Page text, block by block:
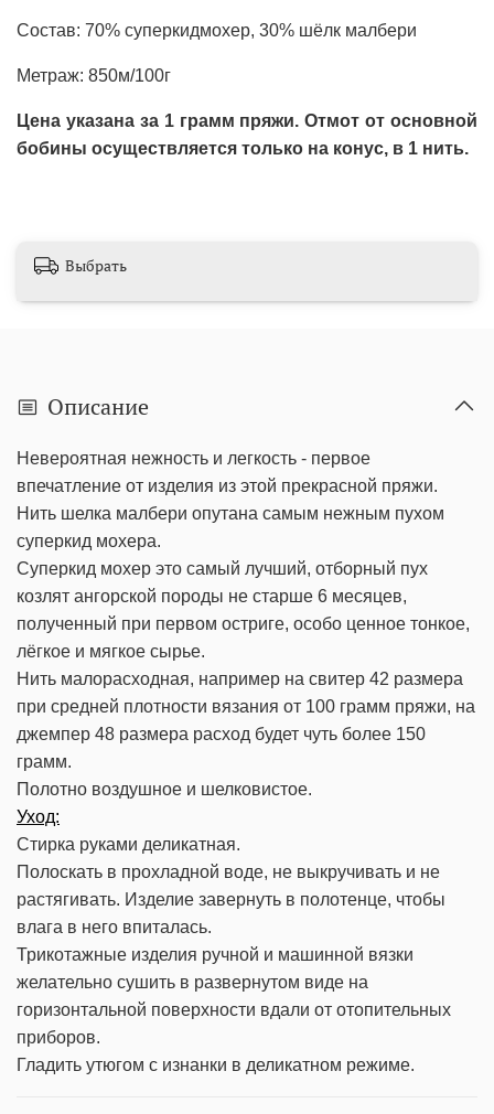
Состав: 70% суперкидмохер, 30% шёлк малбери
Метраж: 850м/100г
Цена указана за 1 грамм пряжи. Отмот от основной
бобины осуществляется только на конус, в 1 нить.
Выбрать
Описание
Невероятная нежность и легкость - первое
впечатление от изделия из этой прекрасной пряжи.
Нить шелка малбери опутана самым нежным пухом
суперкид мохера.
Суперкид мохер это самый лучший, отборный пух
козлят ангорской породы не старше 6 месяцев,
полученный при первом остриге, особо ценное тонкое,
лёгкое и мягкое сырье.
Нить малорасходная, например на свитер 42 размера
при средней плотности вязания от 100 грамм пряжи, на
джемпер 48 размера расход будет чуть более 150
грамм.
Полотно воздушное и шелковистое.
Уход:
Стирка руками деликатная.
Полоскать в прохладной воде, не выкручивать и не
растягивать. Изделие завернуть в полотенце, чтобы
влага в него впиталась.
Трикотажные изделия ручной и машинной вязки
желательно сушить в развернутом виде на
горизонтальной поверхности вдали от отопительных
приборов.
Гладить утюгом с изнанки в деликатном режиме.